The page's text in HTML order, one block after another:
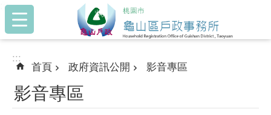
跳到主要內容區塊
:::
:::
首頁 政府資訊公開 影音專區
影音專區